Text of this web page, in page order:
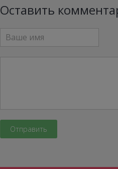
Оставить